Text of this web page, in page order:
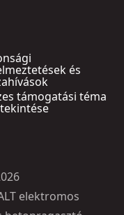
és
támogatási téma
elektromos